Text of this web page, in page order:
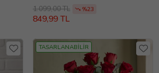
1.099,00 TL %23
849,99 TL
TASARLANABİLİR